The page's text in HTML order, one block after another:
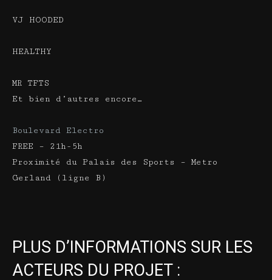
VJ HOODED
HEALTHY
MR TFTS
Et bien d’autres encore…
Boulevard Electro
FREE – 21h-5h
Proximité du Palais des Sports – Metro
Gerland (ligne B)
PLUS D’INFORMATIONS SUR LES
ACTEURS DU PROJET :